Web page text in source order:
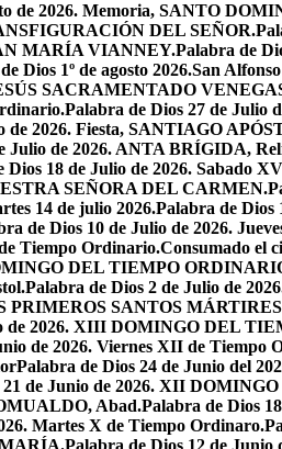
de 2026. Memoria, SANTO
DEL SEÑOR.
MARÍA VIANNEY.Palabra de
Dios 1º de agosto 2026.San
SACRAMENTADO
Palabra de Dios 27 de Julio
de 2026. Fiesta, SANTIAGO
Julio de 2026. ANTA BRÍGIDA,
Dios 18 de Julio de 2026. Sabado
SEÑORA DEL CARMEN.
14 de julio 2026.Palabra de Dios
de Dios 10 de Julio de 2026.
Tiempo Ordinario.Consumado el
DEL TIEMPO
Palabra de Dios 2 de Julio de
PRIMEROS SANTOS
de 2026. XIII DOMINGO DEL
de 2026. Viernes XII de Tiempo
Palabra de Dios 24 de Junio del
21 de Junio de 2026. XII
Abad.Palabra de Dios
Martes X de Tiempo Ordinaro.